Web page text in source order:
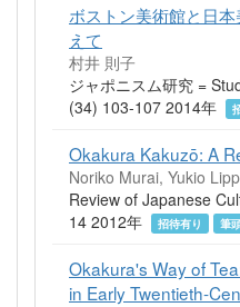
ボストン美術館と日
えて
村井 則子
ジャポニスム研究 =
(34) 103-107 2014年
Okakura Kakuzō: A
Noriko Murai, Yukio
Review of Japanese
14 2012年
招待有り 筆
Okakura's Way of
in Early Twentieth-